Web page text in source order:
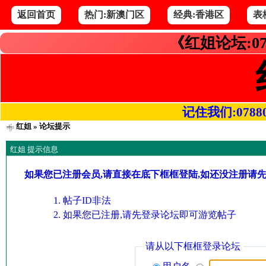
返回首页 热门:新澳门区 经典:香港区 表
《红姐论坛
记住我们
红姐» 论坛提示
红姐 提示信息
如果您已注册会员,请直接在底下框框登陆,如还没注册请
帖子ID非法
如果您已注册,请先登录论坛即可游览帖子
请从以下框框登录论坛